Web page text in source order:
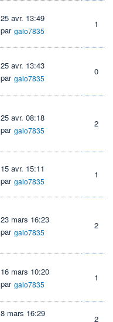
25 avr. 13:49
par galo7835
1
25 avr. 13:43
par galo7835
0
25 avr. 08:18
par galo7835
2
15 avr. 15:11
par galo7835
1
23 mars 16:23
par galo7835
2
16 mars 10:20
par galo7835
1
8 mars 16:29
2